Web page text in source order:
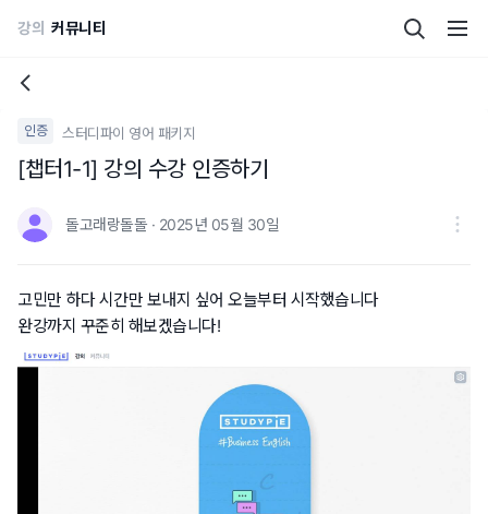
강의 커뮤니티
인증 스터디파이 영어 패키지
[챕터1-1] 강의 수강 인증하기
돌고래랑돌돌 · 2025년 05월 30일
고민만 하다 시간만 보내지 싶어 오늘부터 시작했습니다
완강까지 꾸준히 해보겠습니다!